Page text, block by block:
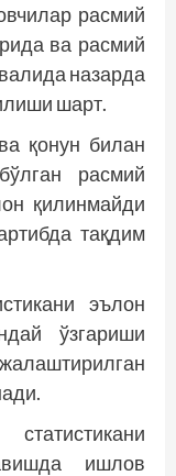
расмий
ва расмий
назарда
шарт.
қонун билан
расмий
қилинмайди
тақдим
эълон
ўзгариши
ишлов